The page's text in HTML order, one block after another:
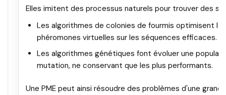
Elles imitent des processus naturels pour trouver des
Les algorithmes de colonies de fourmis optimisent
phéromones virtuelles sur les séquences efficaces.
Les algorithmes génétiques font évoluer une
mutation, ne conservant que les plus performants.
Une PME peut ainsi résoudre des problèmes d'une